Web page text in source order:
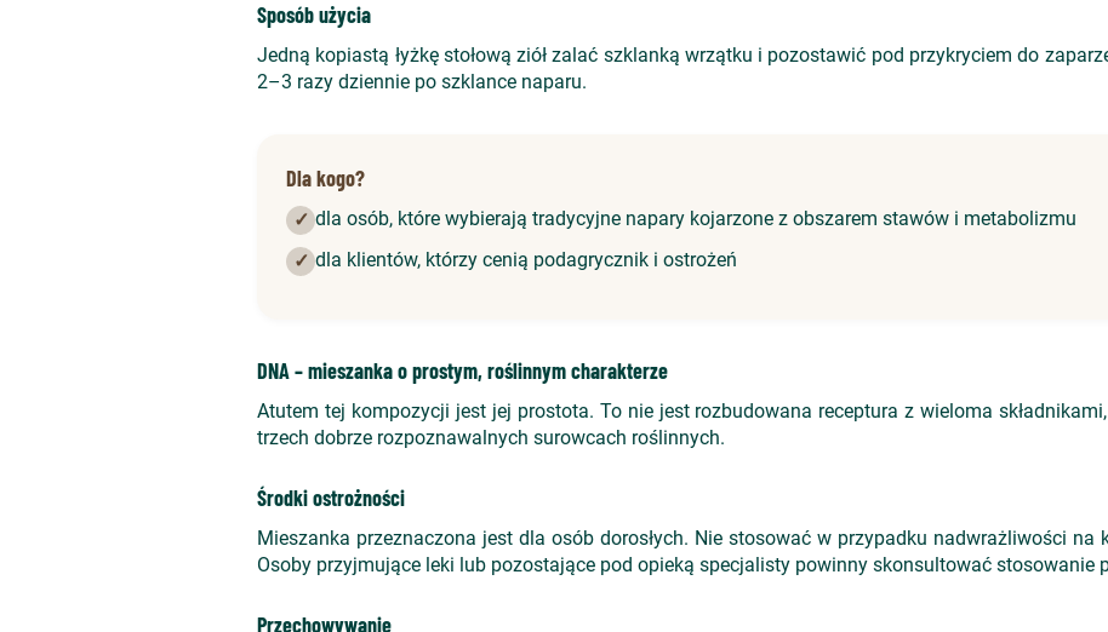
Sposób użycia
Jedną kopiastą łyżkę stołową ziół zalać szklanką wrzątku i pozostawić pod przykryciem do
2–3 razy dziennie po szklance naparu.
Dla kogo?
✓ dla osób, które wybierają tradycyjne napary kojarzone z obszarem stawów i metabolizmu
✓ dla klientów, którzy cenią podagrycznik i ostrożeń
DNA – mieszanka o prostym, roślinnym charakterze
Atutem tej kompozycji jest jej prostota. To nie jest rozbudowana receptura z wieloma
trzech dobrze rozpoznawalnych surowcach roślinnych.
Środki ostrożności
Mieszanka przeznaczona jest dla osób dorosłych. Nie stosować w przypadku nadwrażliwości na
Osoby przyjmujące leki lub pozostające pod opieką specjalisty powinny skonsultować stosowanie
Przechowywanie